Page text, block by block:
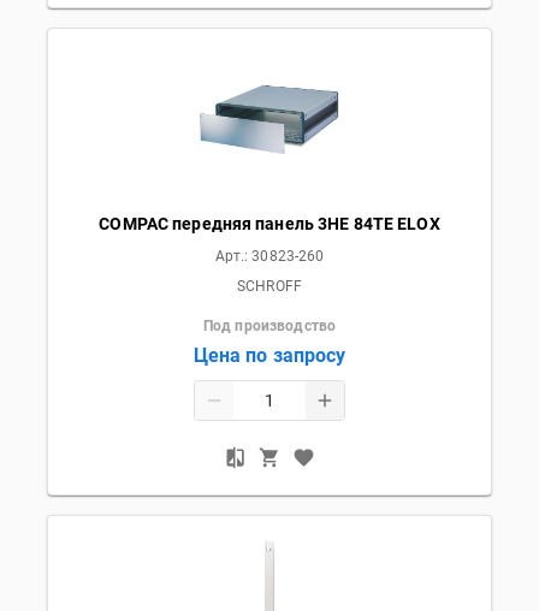
COMPAC передняя панель 3HE 84TE ELOX
Арт.:30823-260
SCHROFF
Под производство
Цена по запросу